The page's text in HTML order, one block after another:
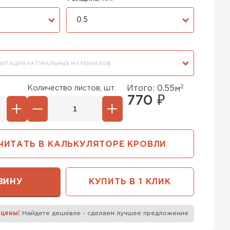
0.5
НАТУРАЛЬНЫХ МАТЕРИАЛОВ
Количество листов, шт. Итого: 0.55м2
770 ₽
В КАЛЬКУЛЯТОРЕ КРОВЛИ
КУПИТЬ В 1 КЛИК
Найдете дешевле - сделаем лучшее предложение